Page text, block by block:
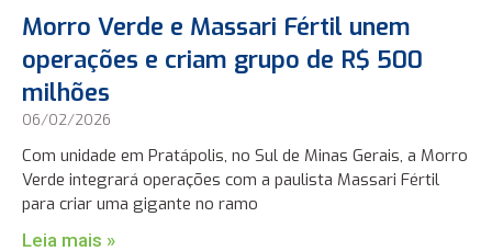
Morro Verde e Massari Fértil unem
operações e criam grupo de R$ 500
milhões
06/02/2026
Com unidade em Pratápolis, no Sul de Minas Gerais, a Morro
Verde integrará operações com a paulista Massari Fértil
para criar uma gigante no ramo
Leia mais »